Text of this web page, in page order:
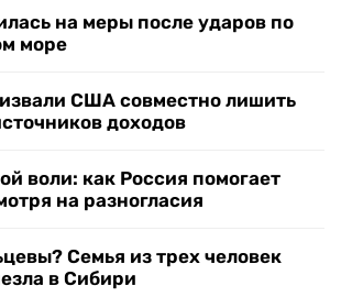
на меры после ударов по
море
США совместно лишить
доходов
воли: как Россия помогает
на разногласия
Семья из трех человек
в Сибири